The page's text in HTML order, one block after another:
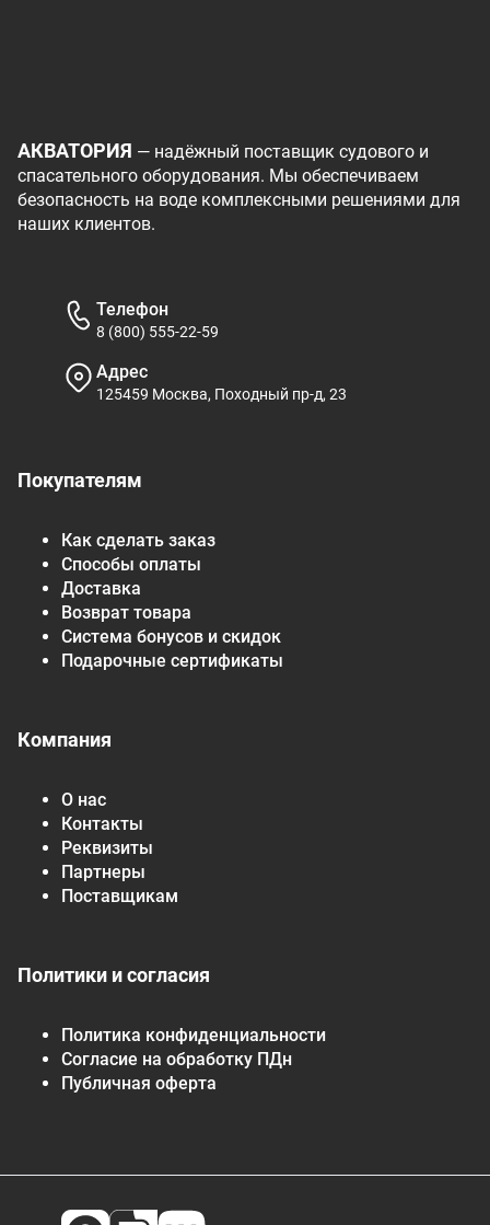
АКВАТОРИЯ — надёжный поставщик судового и
спасательного оборудования. Мы обеспечиваем
безопасность на воде комплексными решениями для
наших клиентов.
Покупателям
Как сделать заказ
Способы оплаты
Доставка
Возврат товара
Система бонусов и скидок
Подарочные сертификаты
Компания
О нас
Контакты
Реквизиты
Партнеры
Поставщикам
Политики и согласия
Политика конфиденциальности
Согласие на обработку ПДн
Публичная оферта
Телефон
8 (800) 555-22-59
Адрес
125459 Москва, Походный пр-д, 23